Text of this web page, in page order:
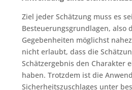
Ziel jeder Schätzung muss es
Besteuerungsgrundlagen, also
Gegebenheiten möglichst
nicht erlaubt, dass die
Schätzergebnis den Charakter
haben. Trotzdem ist die
Sicherheitszuschlages unter